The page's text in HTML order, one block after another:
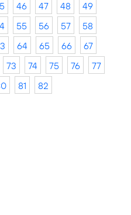
46 47 48
49
55 56 57
58
64 65 66
67
73 74 75 76
77
81 82